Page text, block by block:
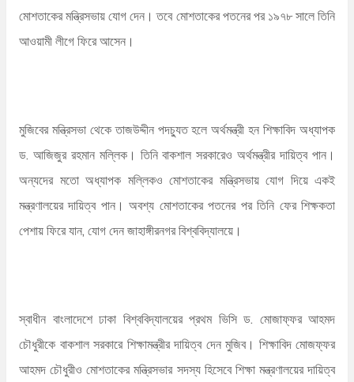
মোশতাকের মন্ত্রিসভায় যোগ দেন। তবে মোশতাকের পতনের পর ১৯৭৮ সালে তিনি
আওয়ামী লীগে ফিরে আসেন।
মুজিবের মন্ত্রিসভা থেকে তাজউদ্দীন পদচ্যুত হলে অর্থমন্ত্রী হন শিক্ষাবিদ অধ্যাপক
ড. আজিজুর রহমান মল্লিক। তিনি বাকশাল সরকারেও অর্থমন্ত্রীর দায়িত্ব পান।
অন্যদের মতো অধ্যাপক মল্লিকও মোশতাকের মন্ত্রিসভায় যোগ দিয়ে একই
মন্ত্রণালয়ের দায়িত্ব পান। অবশ্য মোশতাকের পতনের পর তিনি ফের শিক্ষকতা
পেশায় ফিরে যান, যোগ দেন জাহাঙ্গীরনগর বিশ্ববিদ্যালয়ে।
স্বাধীন বাংলাদেশে ঢাকা বিশ্ববিদ্যালয়ের প্রথম ভিসি ড. মোজাফ্ফর আহমদ
চৌধুরীকে বাকশাল সরকারে শিক্ষামন্ত্রীর দায়িত্ব দেন মুজিব। শিক্ষাবিদ মোজফ্ফর
আহমদ চৌধুরীও মোশতাকের মন্ত্রিসভার সদস্য হিসেবে শিক্ষা মন্ত্রণালয়ের দায়িত্ব